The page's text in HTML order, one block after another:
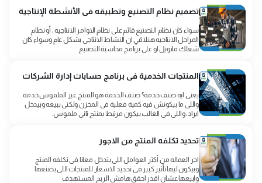
تصميم نظام التصنيع وتطبيقه فى الأنشطة الإنتاجية
سواء كان نظام التصنيع قائم على نظام الاوامر الانتاجيه ، أو نظام
المراحل الانتاجيه هنلاقي ان النشاط الانتاجى بشكل عام وسواء كان
شغلك مانويل او على برنامج محاسبة التصنيع
المنتجات الخدمية فى برنامج حسابات إدارة الشركات
يعنى ايه صنف خدمة؟ صنف الخدمة هو المنتج غير الملموس خدمة
واللى ما بيكونش فيه كمية فعلية فى المخزن ولكنى ببيعه وبيدخل
ايراد، واللى فى الغالب بيكون مرتبط بمنتج تانى ملموس.
تحديد تكلفه المنتج من الاجور
اجر العماله من أكتر العوامل اللى بتدخل معانا فى تكلفه المنتج
وبيكون ليها تأثير كبير فى تحديد الاسعار للمنتجات اللى بصنعها
وابيعها عشان اقدر احقق هامش الربح المستهدف